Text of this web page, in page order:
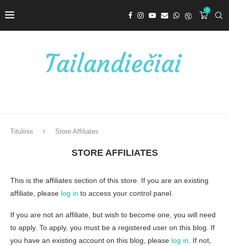
0
Titulinis Store Affiliates
STORE AFFILIATES
This is the affiliates section of this store. If you are an existing
affiliate, please log in to access your control panel.
If you are not an affiliate, but wish to become one, you will need
to apply. To apply, you must be a registered user on this blog. If
you have an existing account on this blog, please log in . If not,